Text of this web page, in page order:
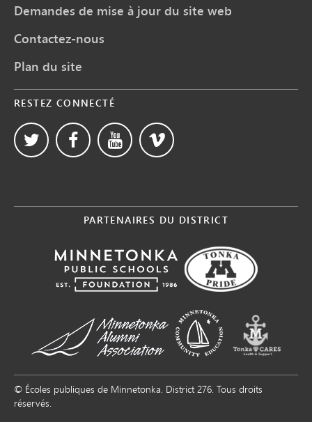
Demandes de mise à jour du site web
Contactez-nous
Plan du site
RESTEZ CONNECTÉ
PARTENAIRES DU DISTRICT
© Écoles publiques de Minnetonka. District 276. Tous droits
réservés.